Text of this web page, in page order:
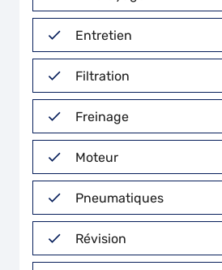
Entretien
Filtration
Freinage
Moteur
Pneumatiques
Révision